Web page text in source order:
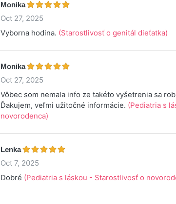
Monika
Oct 27, 2025
Vyborna hodina. (Starostlivosť o genitál dieťatka)
Monika
Oct 27, 2025
Vôbec som nemala info ze takéto vyšetrenia sa
Ďakujem, veľmi užitočné informácie. (Pediatria s
novorodenca)
Lenka
Oct 7, 2025
Dobré (Pediatria s láskou - Starostlivosť o